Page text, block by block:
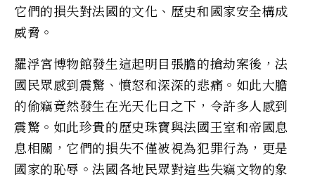
它們的損失對法國的文化、歷史和國家安全構成
威脅。
羅浮宮博物館發生這起明目張膽的搶劫案後，法
國民眾感到震驚、憤怒和深深的悲痛。如此大膽
的偷竊竟然發生在光天化日之下，令許多人感到
震驚。如此珍貴的歷史珠寶與法國王室和帝國息
息相關，它們的損失不僅被視為犯罪行為，更是
國家的恥辱。法國各地民眾對這些失竊文物的象